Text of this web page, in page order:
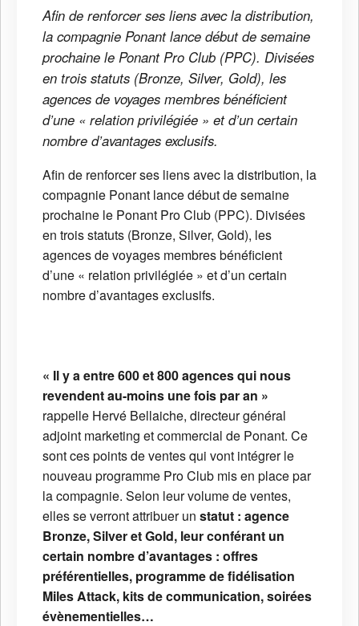
Afin de renforcer ses liens avec la distribution,
la compagnie Ponant lance début de semaine
prochaine le Ponant Pro Club (PPC). Divisées
en trois statuts (Bronze, Silver, Gold), les
agences de voyages membres bénéficient
d’une « relation privilégiée » et d’un certain
nombre d’avantages exclusifs.
Afin de renforcer ses liens avec la distribution, la
compagnie Ponant lance début de semaine
prochaine le Ponant Pro Club (PPC). Divisées
en trois statuts (Bronze, Silver, Gold), les
agences de voyages membres bénéficient
d’une « relation privilégiée » et d’un certain
nombre d’avantages exclusifs.
« Il y a entre 600 et 800 agences qui nous
revendent au-moins une fois par an »
rappelle Hervé Bellaiche, directeur général
adjoint marketing et commercial de Ponant. Ce
sont ces points de ventes qui vont intégrer le
nouveau programme Pro Club mis en place par
la compagnie. Selon leur volume de ventes,
elles se verront attribuer un statut : agence
Bronze, Silver et Gold, leur conférant un
certain nombre d’avantages : offres
préférentielles, programme de fidélisation
Miles Attack, kits de communication, soirées
évènementielles…